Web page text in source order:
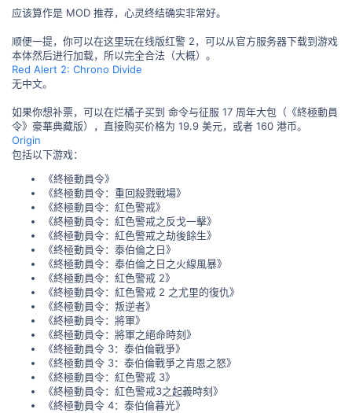
应该算作是 MOD 推荐，心灵终结确实非常好。
顺便一提，你可以在这里玩在线版红警 2，可以从官方服务器下载到游戏
本体然后进行加载，所以完全合法（大概）。
Red Alert 2: Chrono Divide
无中文。
如果你想补票，可以在烂橘子买到 命令与征服 17 周年大包（《終極動員
令》豪華典藏版），直接购买价格为 19.9 美元，或者 160 港币。
Origin
包括以下游戏：
《終極動員令》
《終極動員令：重回殺戮戰場》
《終極動員令：紅色警戒》
《終極動員令：紅色警戒之反戈一擊》
《終極動員令：紅色警戒之劫後餘生》
《終極動員令：泰伯倫之日》
《終極動員令：泰伯倫之日之火線風暴》
《終極動員令：紅色警戒 2》
《終極動員令：紅色警戒 2 之尤里的復仇》
《終極動員令：叛逆者》
《終極動員令：將軍》
《終極動員令：將軍之絕命時刻》
《終極動員令 3：泰伯倫戰爭》
《終極動員令 3：泰伯倫戰爭之肯恩之怒》
《終極動員令：紅色警戒 3》
《終極動員令：紅色警戒3之起義時刻》
《終極動員令 4：泰伯倫暮光》